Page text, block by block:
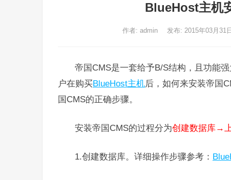
BlueHost主机
作者: admin 发布: 2015年03月31日
帝国CMS是一套给予B/S结构，且功能
户在购买BlueHost主机后，如何来安装帝国
国CMS的正确步骤。
安装帝国CMS的过程分为创建数据库→
1.创建数据库。详细操作步骤参考：